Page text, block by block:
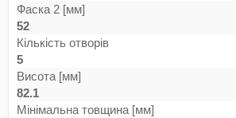
Фаска 2 [мм]
52
Кількість отворів
5
Висота [мм]
82.1
Мінімальна товщина [мм]